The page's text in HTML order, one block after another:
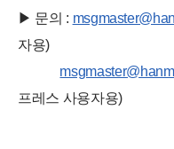
▶ 문의 :
자용)
프레스 사용자용)